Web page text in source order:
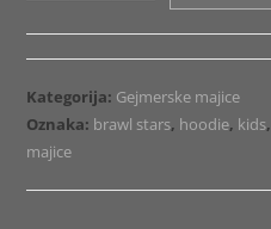
Hoodie
Brawl
Stars
2
količina
Kategorija: Gejmerske majice
Oznaka: brawl stars, hoodie, kids,
majice